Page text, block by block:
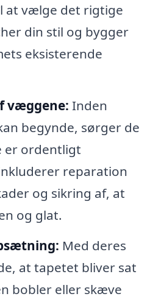
at vælge det rigtige
din stil og bygger
eksisterende
væggene: Inden
begynde, sørger de
er ordentligt
reparation
og sikring af, at
og glat.
Med deres
at tapetet bliver sat
bobler eller skæve